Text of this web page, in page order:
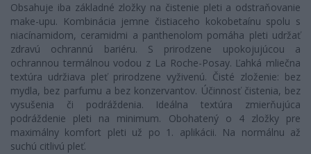
Obsahuje iba základné zložky na čistenie pleti a odstraňovanie
make-upu. Kombinácia jemne čistiaceho kokobetaínu spolu s
niacínamidom, ceramidmi a panthenolom pomáha pleti udržať
zdravú ochrannú bariéru. S prirodzene upokojujúcou a
ochrannou termálnou vodou z La Roche-Posay. Ľahká mliečna
textúra udržiava pleť prirodzene vyživenú. Čisté zloženie: bez
mydla, bez parfumu a bez konzervantov. Účinnosť čistenia, bez
vysušenia či podráždenia. Ideálna textúra zmierňujúca
podráždenie pleti na minimum. Obohatený o 4 zložky pre
maximálny komfort pleti už po 1. aplikácii. Na normálnu až
suchú citlivú pleť.